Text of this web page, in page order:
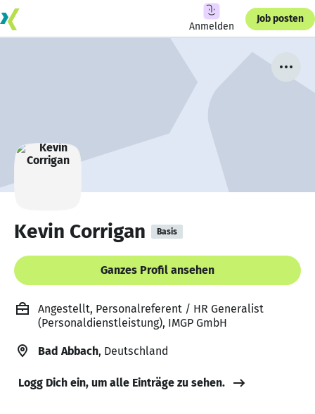
Anmelden
Job posten
Kevin Corrigan Basis
Ganzes Profil ansehen
Angestellt, Personalreferent / HR Generalist
(Personaldienstleistung), IMGP GmbH
Bad Abbach, Deutschland
Logg Dich ein, um alle Einträge zu sehen.